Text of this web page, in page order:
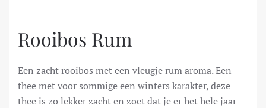
Rooibos Rum
Een zacht rooibos met een vleugje rum aroma. Een
thee met voor sommige een winters karakter, deze
thee is zo lekker zacht en zoet dat je er het hele jaar